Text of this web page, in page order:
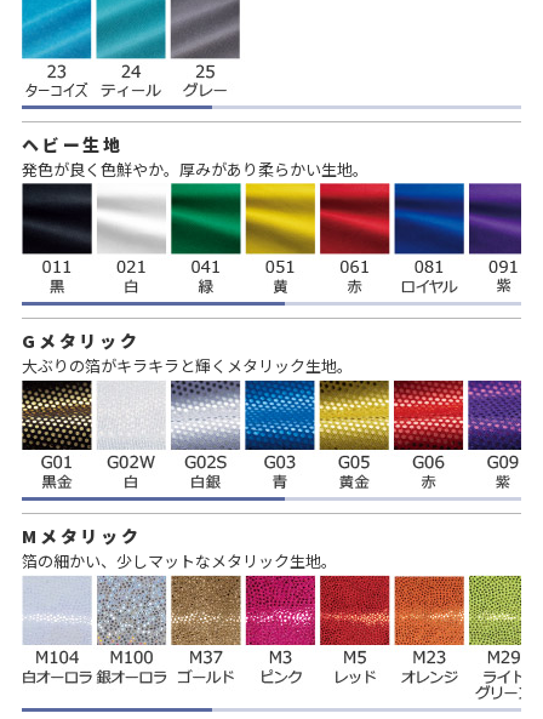
ヘビー生地
発色が良く色鮮やか。厚みがあり柔らかい生地。
Gメタリック
大ぶりの箔がキラキラと輝くメタリック生地。
Mメタリック
箔の細かい、少しマットなメタリック生地。